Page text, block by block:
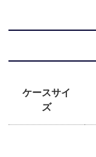
ケースサイ
ズ